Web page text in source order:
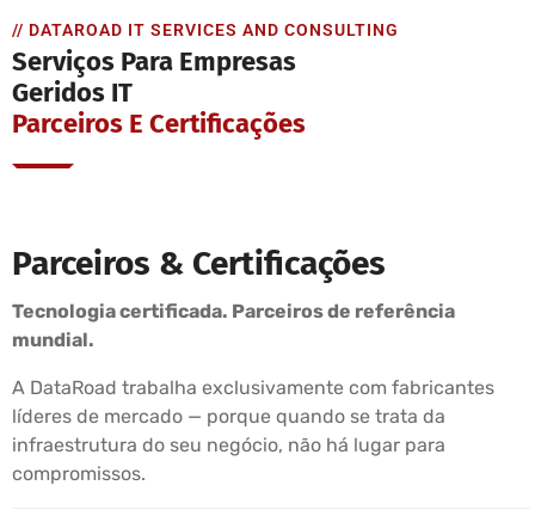
// DATAROAD IT SERVICES AND CONSULTING
Serviços Para Empresas
Geridos IT
Parceiros E Certificações
Parceiros & Certificações
Tecnologia certificada. Parceiros de referência
mundial.
A DataRoad trabalha exclusivamente com fabricantes
líderes de mercado — porque quando se trata da
infraestrutura do seu negócio, não há lugar para
compromissos.